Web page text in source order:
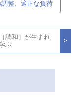
整、適正な負荷
調和］が生まれ
ぶ
>